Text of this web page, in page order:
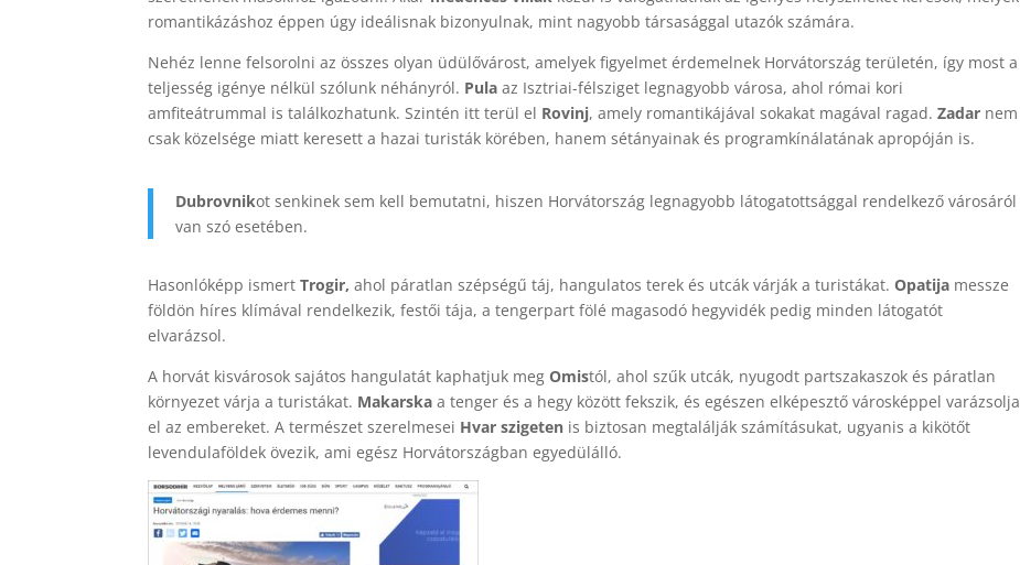
romantikázáshoz éppen úgy ideálisnak bizonyulnak, mint nagyobb társasággal utazók számára.
Nehéz lenne felsorolni az összes olyan üdülővárost, amelyek figyelmet érdemelnek Horvátország területén, így most a
teljesség igénye nélkül szólunk néhányról. Pula az Isztriai-félsziget legnagyobb városa, ahol római kori
amfiteátrummal is találkozhatunk. Szintén itt terül el Rovinj, amely romantikájával sokakat magával ragad.Zadar nem
csak közelsége miatt keresett a hazai turisták körében, hanem sétányainak és programkínálatának apropóján is.
Dubrovnikot senkinek sem kell bemutatni, hiszen Horvátország legnagyobb látogatottsággal rendelkező városáról
van szó esetében.
Hasonlóképp ismertTrogir, ahol páratlan szépségű táj, hangulatos terek és utcák várják a turistákat.Opatija messze
földön híres klímával rendelkezik, festői tája, a tengerpart fölé magasodó hegyvidék pedig minden látogatót
elvarázsol.
A horvát kisvárosok sajátos hangulatát kaphatjuk megOmistól, ahol szűk utcák, nyugodt partszakaszok és páratlan
környezet várja a turistákat. Makarska a tenger és a hegy között fekszik, és egészen elképesztő városképpel varázsolja
el az embereket. A természet szerelmesei Hvar szigeten is biztosan megtalálják számításukat, ugyanis a kikötőt
levendulaföldek övezik, ami egész Horvátországban egyedülálló.